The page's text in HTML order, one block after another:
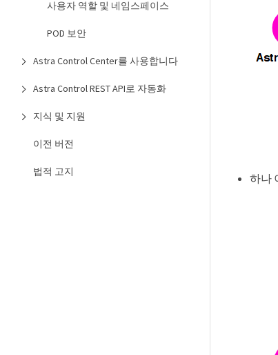
사용자 역할 및 네임스페이스
POD 보안
Astra Control Center를 사용합니다
Astra Control REST API로 자동화
지식 및 지원
이전 버전
법적 고지
하나